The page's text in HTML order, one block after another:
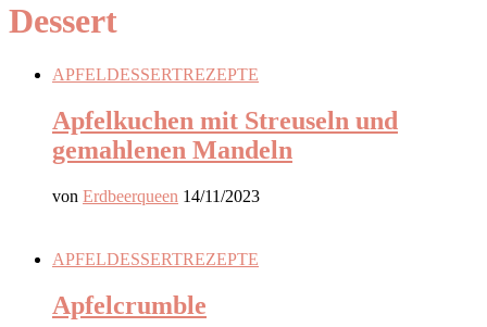
Dessert
APFELDESSERTREZEPTE
Apfelkuchen mit Streuseln und
gemahlenen Mandeln
von Erdbeerqueen 14/11/2023
APFELDESSERTREZEPTE
Apfelcrumble